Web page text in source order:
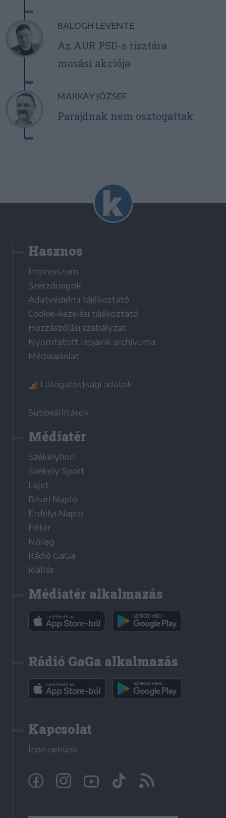
BALOGH LEVENTE
Az AUR PSD-s tisztára
mosási akciója
MAKKAY JÓZSEF
Parajdnak nem osztogattak
Hasznos
Impresszum
Szerzői jogok
Adatvédelmi tájékoztató
Cookie-kezelési tájékoztató
Hozzászólási szabályzat
Nyomtatott lapjaink archívuma
Médiaajánlat
Látogatottsági adatok
Sütibeállítások
Médiatér
Székelyhon
Székely Sport
Liget
Bihari Napló
Erdélyi Napló
Főtér
Nőileg
Rádió GaGa
Jóállás
Médiatér alkalmazás
Rádió GaGa alkalmazás
Kapcsolat
Írjon nekünk